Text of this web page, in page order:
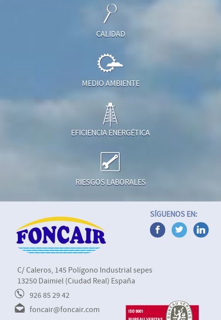
CALIDAD
MEDIO AMBIENTE
EFICIENCIA ENERGÉTICA
RIESGOS LABORALES
C/ Caleros, 145 Polígono Industrial sepes
13250 Daimiel (Ciudad Real) España
926 85 29 42
foncair@foncair.com
SÍGUENOS EN: